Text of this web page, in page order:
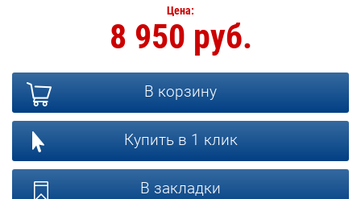
Цена:
8 950 руб.
В корзину
Купить в 1 клик
В закладки